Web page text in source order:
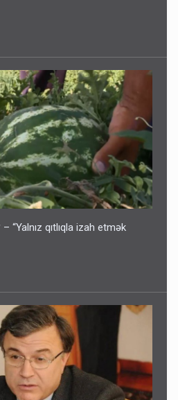
“Yalnız qıtlıqla izah etmək